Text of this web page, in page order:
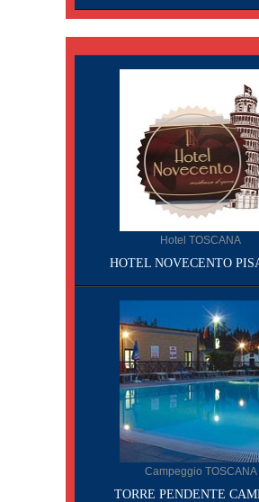
Hotel TOSCANA
HOTEL NOVECENTO
Campeggio TOSCANA
TORRE PENDENTE